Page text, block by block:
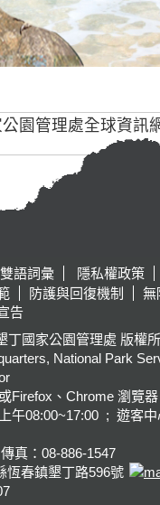
語詞彙 隱私權政策
防護與回復機制
無
告
丁國家公園管理處 版權
National Park
Firefox、Chrome 瀏覽器
午08:00~17:00 ; 遊客中
真：08-886-1547
恆春鎮墾丁路596號